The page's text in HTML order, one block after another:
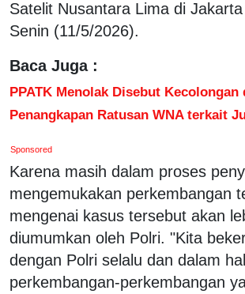
Satelit Nusantara Lima di
Senin (11/5/2026).
Baca Juga :
PPATK Menolak Disebut Kecolongan
Penangkapan Ratusan WNA terkait
Sponsored
Karena masih dalam proses
mengemukakan perkembangan
mengenai kasus tersebut akan
diumumkan oleh Polri. "Kita
dengan Polri selalu dan dalam
perkembangan-perkembangan